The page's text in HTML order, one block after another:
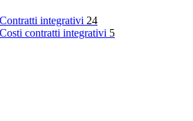
Contratti integrativi 24
Costi contratti integrativi 5